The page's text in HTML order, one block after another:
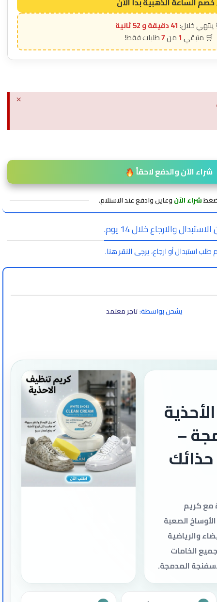
41 دقيقة و 50 ثانية
1
7
×
شراء الآن والدفع لاحقاً
شراء الآنوعاين وادفع عند الاستلام.
والارجاع خلال 14 يوم.
طلب استبدال أو ارجاع،يرجى النقر هنا.
يشحن بواسطة:تاجر معتمد
ماء
الرياضية
تامة! كريم
بإسفنجة
الصعبة دون
حذاءك ناصع